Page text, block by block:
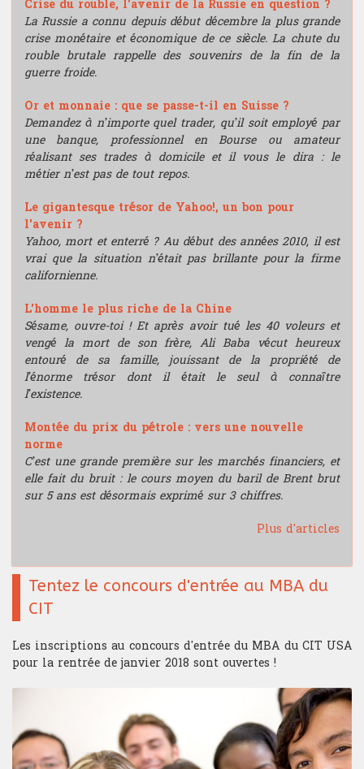
Crise du rouble, l'avenir de la Russie en question ?
La Russie a connu depuis début décembre la plus grande
crise monétaire et économique de ce siècle. La chute du
rouble brutale rappelle des souvenirs de la fin de la
guerre froide.
Or et monnaie : que se passe-t-il en Suisse ?
Demandez à n’importe quel trader, qu’il soit employé par
une banque, professionnel en Bourse ou amateur
réalisant ses trades à domicile et il vous le dira : le
métier n’est pas de tout repos.
Le gigantesque trésor de Yahoo!, un bon pour
l'avenir ?
Yahoo, mort et enterré ? Au début des années 2010, il est
vrai que la situation n’était pas brillante pour la firme
californienne.
L'homme le plus riche de la Chine
Sésame, ouvre-toi ! Et après avoir tué les 40 voleurs et
vengé la mort de son frère, Ali Baba vécut heureux
entouré de sa famille, jouissant de la propriété de
l’énorme trésor dont il était le seul à connaître
l’existence.
Montée du prix du pétrole : vers une nouvelle
norme
C’est une grande première sur les marchés financiers, et
elle fait du bruit : le cours moyen du baril de Brent brut
sur 5 ans est désormais exprimé sur 3 chiffres.
Plus d'articles
Tentez le concours d'entrée au MBA du
CIT
Les inscriptions au concours d'entrée du MBA du CIT USA
pour la rentrée de janvier 2018 sont ouvertes !